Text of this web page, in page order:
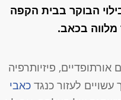
הבוקר בבית הקפה
בכאב.
אורתופדיים, פיזיותרפיה
לעזור כנגד כאבי